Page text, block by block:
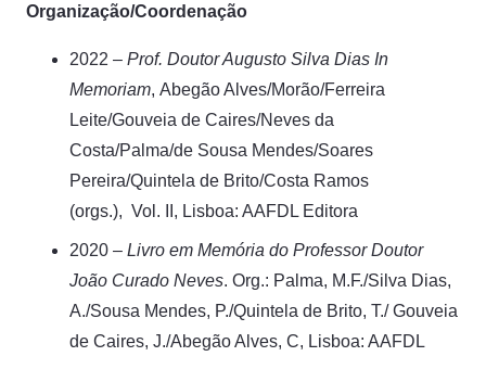
Organização/Coordenação
2022 – Prof. Doutor Augusto Silva Dias In
Memoriam, Abegão Alves/Morão/Ferreira
Leite/Gouveia de Caires/Neves da
Costa/Palma/de Sousa Mendes/Soares
Pereira/Quintela de Brito/Costa Ramos
(orgs.), Vol. II, Lisboa: AAFDL Editora
2020 – Livro em Memória do Professor Doutor
João Curado Neves. Org.: Palma, M.F./Silva Dias,
A./Sousa Mendes, P./Quintela de Brito, T./ Gouveia
de Caires, J./Abegão Alves, C, Lisboa: AAFDL